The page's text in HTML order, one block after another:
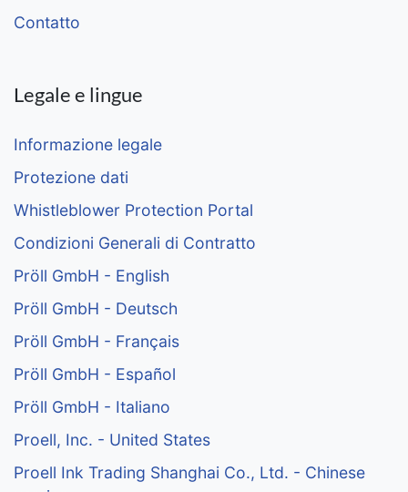
Contatto
Legale e lingue
Informazione legale
Protezione dati
Whistleblower Protection Portal
Condizioni Generali di Contratto
Pröll GmbH - English
Pröll GmbH - Deutsch
Pröll GmbH - Français
Pröll GmbH - Español
Pröll GmbH - Italiano
Proell, Inc. - United States
Proell Ink Trading Shanghai Co., Ltd. - Chinese